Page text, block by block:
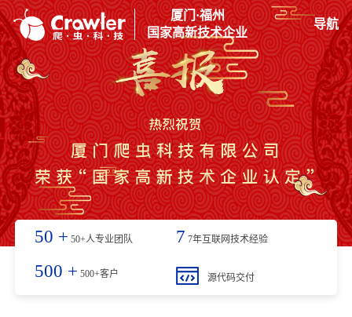
厦门·福州
国家高新技术企业
导航
50 + 50+人专业团队 7 7年互联网技术经验
500 + 500+客户 源代码交付